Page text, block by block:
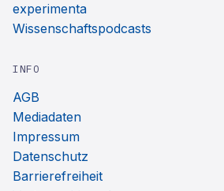
experimenta
Wissenschaftspodcasts
INFO
AGB
Mediadaten
Impressum
Datenschutz
Barrierefreiheit